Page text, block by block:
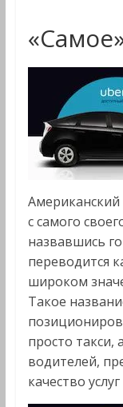
Американский
с самого
назвавшись
переводится
широком
Такое
просто такси,
водителей,
качество